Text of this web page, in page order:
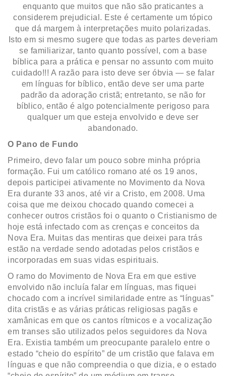
enquanto que muitos que não são praticantes a
considerem prejudicial. Este é certamente um tópico
que dá margem à interpretações muito polarizadas.
Isto em si mesmo sugere que todas as partes deveriam
se familiarizar, tanto quanto possível, com a base
bíblica para a prática e pensar no assunto com muito
cuidado!!! A razão para isto deve ser óbvia — se falar
em línguas for bíblico, então deve ser uma parte
padrão da adoração cristã; entretanto, se não for
bíblico, então é algo potencialmente perigoso para
qualquer um que esteja envolvido e deve ser
abandonado.
O Pano de Fundo
Primeiro, devo falar um pouco sobre minha própria
formação. Fui um católico romano até os 19 anos,
depois participei ativamente no Movimento da Nova
Era durante 33 anos, até vir a Cristo, em 2008. Uma
coisa que me deixou chocado quando comecei a
conhecer outros cristãos foi o quanto o Cristianismo de
hoje está infectado com as crenças e conceitos da
Nova Era. Muitas das mentiras que deixei para trás
estão na verdade sendo adotadas pelos cristãos e
incorporadas em suas vidas espirituais.
O ramo do Movimento de Nova Era em que estive
envolvido não incluía falar em línguas, mas fiquei
chocado com a incrível similaridade entre as “línguas”
dita cristãs e as várias práticas religiosas pagãs e
xamânicas em que os cantos rítmicos e a vocalização
em transes são utilizados pelos seguidores da Nova
Era. Existia também um preocupante paralelo entre o
estado “cheio do espírito” de um cristão que falava em
línguas e que não compreendia o que dizia, e o estado